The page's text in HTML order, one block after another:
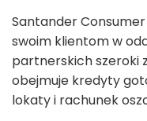
Santander
swoim klientom w
partnerskich szeroki
obejmuje kredyty
lokaty i rachunek